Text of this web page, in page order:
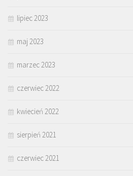
lipiec 2023
maj 2023
marzec 2023
czerwiec 2022
kwiecień 2022
sierpień 2021
czerwiec 2021